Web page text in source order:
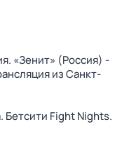
«Зенит» (Россия) -
из Санкт-
Fight Nights.